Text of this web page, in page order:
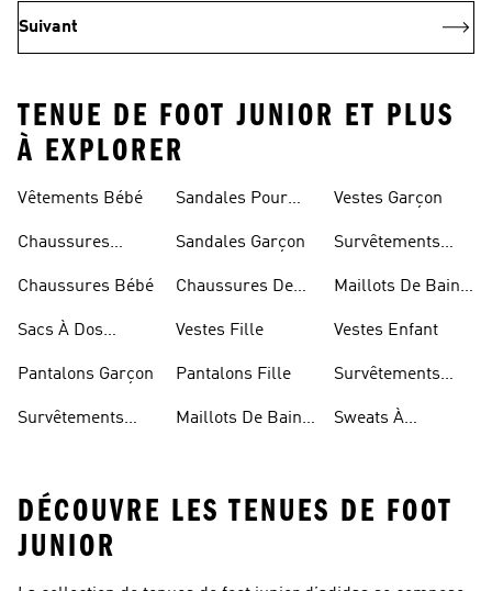
Suivant
TENUE DE FOOT JUNIOR ET PLUS
À EXPLORER
Vêtements Bébé
Chaussures
Chaussures Bébé
Sacs À Dos
Pantalons Garçon
Survêtements
Sandales Pour
Sandales Garçon
Chaussures De
Vestes Fille
Pantalons Fille
Maillots De Bain
Vestes Garçon
Survêtements
Maillots De Bain
Vestes Enfant
Survêtements
Sweats À
DÉCOUVRE LES TENUES DE FOOT
JUNIOR